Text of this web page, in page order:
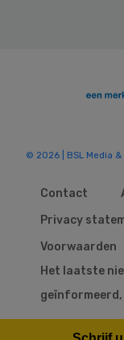
© 2026 | BSL Media &
Contact
Privacy
Voorwaarden
Het laatste
geïnformeerd,